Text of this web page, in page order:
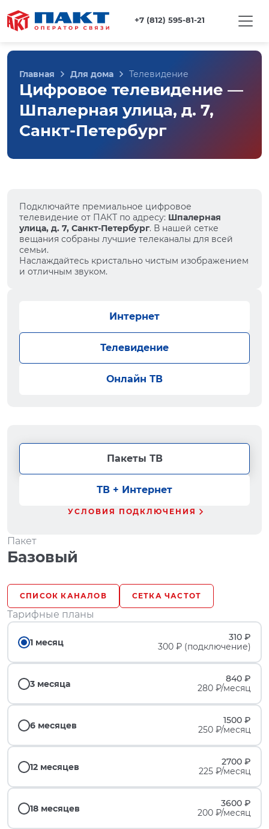
+7 (812) 595-81-21
Главная Для дома Телевидение
Цифровое телевидение —
Шпалерная улица, д. 7,
Санкт-Петербург
Подключайте премиальное цифровое
телевидение от ПАКТ по адресу: Шпалерная
улица, д. 7, Санкт-Петербург. В нашей сетке
вещания собраны лучшие телеканалы для всей
семьи.
Наслаждайтесь кристально чистым изображением
и отличным звуком.
Интернет
Телевидение
Онлайн ТВ
Пакеты ТВ
ТВ + Интернет
УСЛОВИЯ ПОДКЛЮЧЕНИЯ
Пакет
Базовый
СПИСОК КАНАЛОВ СЕТКА ЧАСТОТ
Тарифные планы
1 месяц
310 ₽
300 ₽ (подключение)
3 месяца
840 ₽
280 ₽/месяц
6 месяцев
1500 ₽
250 ₽/месяц
12 месяцев
2700 ₽
225 ₽/месяц
18 месяцев
3600 ₽
200 ₽/месяц